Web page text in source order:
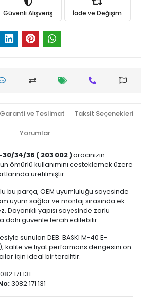
Güvenli Alışveriş İade ve Değişim
Garanti ve Teslimat Taksit Seçenekleri
Yorumlar
30/34/36 ( 203 002 )aracınızın
ömürlü kullanımını desteklemek üzere
üretilmiştir.
bu parça, OEM uyumluluğu sayesinde
uyum sağlar ve montaj sırasında ek
Dayanıklı yapısı sayesinde zorlu
dahi güvenle tercih edilebilir.
sunulan DEB. BASKI M-40 E-
kalite ve fiyat performans dengesini ön
için ideal bir tercihtir.
171 131
3082 171 131